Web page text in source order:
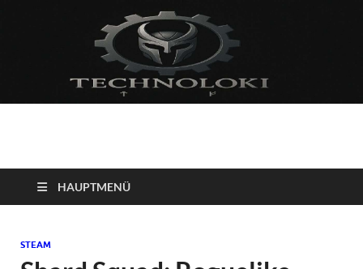
Technoloki: Gaming
und Entertainment
News
Blockbuster, Indie-Perlen und Retro-Klassiker.
HAUPTMENÜ
STEAM